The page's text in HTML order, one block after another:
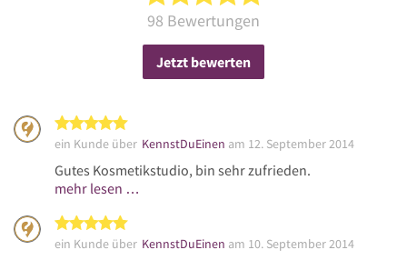
98 Bewertungen
Jetzt bewerten
ein Kunde über KennstDuEinen am 12. September 2014
Gutes Kosmetikstudio, bin sehr zufrieden.
mehr lesen …
ein Kunde über KennstDuEinen am 10. September 2014